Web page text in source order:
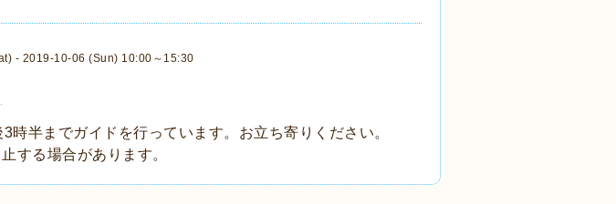
- 2019-10-06 (Sun) 10:00～15:30
時半までガイドを行っています。お立ち寄りください。
する場合があります。